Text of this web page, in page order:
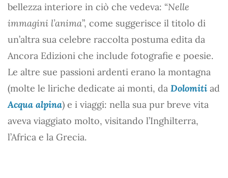
bellezza interiore in ciò che vedeva: “Nelle
immagini l’anima”, come suggerisce il titolo di
un’altra sua celebre raccolta postuma edita da
Ancora Edizioni che include fotografie e poesie.
Le altre sue passioni ardenti erano la montagna
(molte le liriche dedicate ai monti, da Dolomiti ad
Acqua alpina) e i viaggi: nella sua pur breve vita
aveva viaggiato molto, visitando l’Inghilterra,
l’Africa e la Grecia.